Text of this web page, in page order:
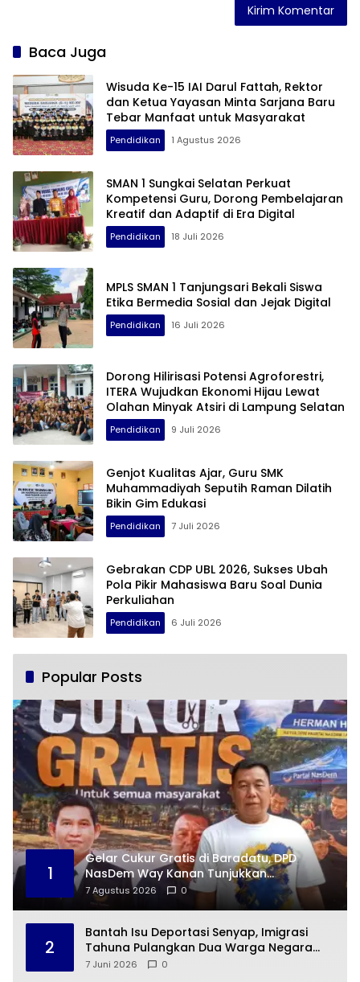
Baca Juga
Wisuda Ke-15 IAI Darul Fattah, Rektor
dan Ketua Yayasan Minta Sarjana Baru
Tebar Manfaat untuk Masyarakat
Pendidikan 1 Agustus 2026
SMAN 1 Sungkai Selatan Perkuat
Kompetensi Guru, Dorong Pembelajaran
Kreatif dan Adaptif di Era Digital
Pendidikan 18 Juli 2026
MPLS SMAN 1 Tanjungsari Bekali Siswa
Etika Bermedia Sosial dan Jejak Digital
Pendidikan 16 Juli 2026
Dorong Hilirisasi Potensi Agroforestri,
ITERA Wujudkan Ekonomi Hijau Lewat
Olahan Minyak Atsiri di Lampung Selatan
Pendidikan 9 Juli 2026
Genjot Kualitas Ajar, Guru SMK
Muhammadiyah Seputih Raman Dilatih
Bikin Gim Edukasi
Pendidikan 7 Juli 2026
Gebrakan CDP UBL 2026, Sukses Ubah
Pola Pikir Mahasiswa Baru Soal Dunia
Perkuliahan
Pendidikan 6 Juli 2026
Popular Posts
1
Gelar Cukur Gratis di Baradatu, DPD
NasDem Way Kanan Tunjukkan
Kepedulian di Jumat Berkah
7 Agustus 2026 0
2
Bantah Isu Deportasi Senyap, Imigrasi
Tahuna Pulangkan Dua Warga Negara
Cina ke Guangzhou
7 Juni 2026 0